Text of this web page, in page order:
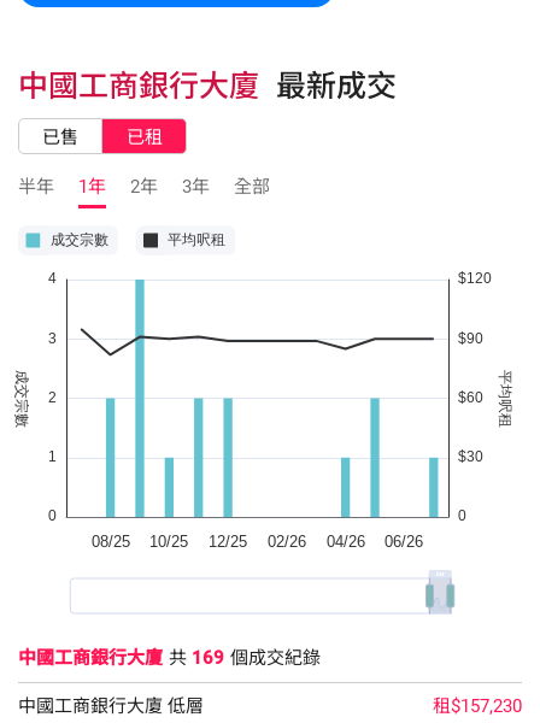
中國工商銀行大廈 最新成交
已售 已租
半年 1年 2年 3年 全部
中國工商銀行大廈 共 169 個成交紀錄
中國工商銀行大廈 低層
租$157,230